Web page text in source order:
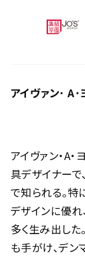
アイヴァン･ A
アイヴァン・A
具デザイナー
で知られる。
デザインに優
多く生み出し
も手がけ、デ